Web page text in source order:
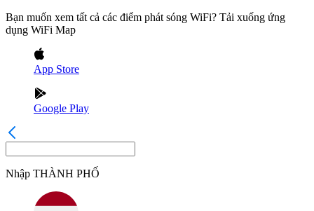
Bạn muốn xem tất cả các điểm phát sóng WiFi? Tải xuống ứng
dụng WiFi Map
App Store
Google Play
Nhập THÀNH PHỐ